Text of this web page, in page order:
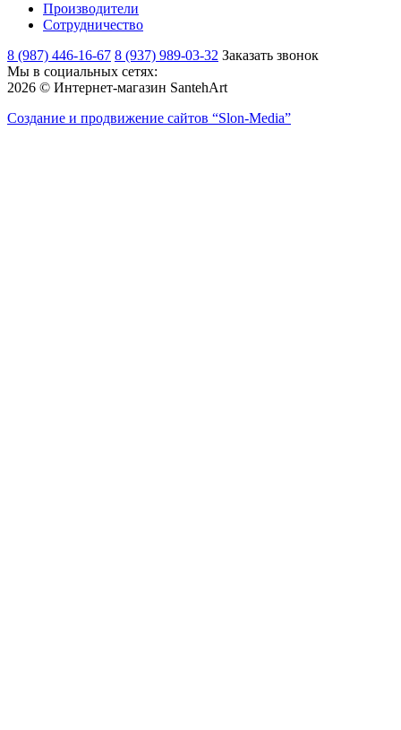
Производители
Сотрудничество
8 (987) 446-16-67 8 (937) 989-03-32 Заказать звонок
Мы в социальных сетях:
2026 © Интернет-магазин SantehArt
Создание и продвижение сайтов “Slon-Media”